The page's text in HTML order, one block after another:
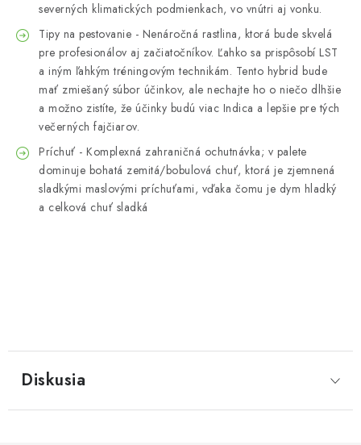
severných klimatických podmienkach, vo vnútri aj vonku.
Tipy na pestovanie - Nenáročná rastlina, ktorá bude skvelá
pre profesionálov aj začiatočníkov. Ľahko sa prispôsobí LST
a iným ľahkým tréningovým technikám. Tento hybrid bude
mať zmiešaný súbor účinkov, ale nechajte ho o niečo dlhšie
a možno zistíte, že účinky budú viac Indica a lepšie pre tých
večerných fajčiarov.
Príchuť - Komplexná zahraničná ochutnávka; v palete
dominuje bohatá zemitá/bobulová chuť, ktorá je zjemnená
sladkými maslovými príchuťami, vďaka čomu je dym hladký
a celková chuť sladká
Diskusia